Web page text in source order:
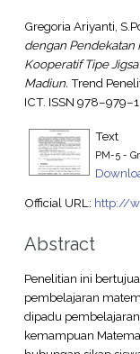
Gregoria Ariyanti,
dengan Pendekatan
Kooperatif Tipe
Madiun. Trend
ICT. ISSN
Text
PM-5 -
Official URL: http://
Abstract
Penelitian ini
pembelajaran
dipadu
kemampuan